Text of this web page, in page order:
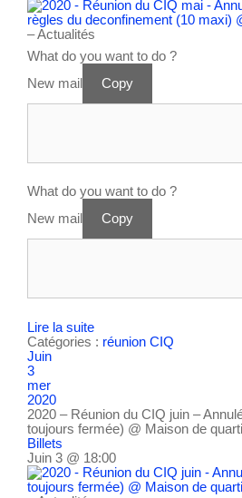
– Actualités
What do you want to do ?
New mail
Copy
What do you want to do ?
New mail
Copy
Lire la suite
Catégories : réunion CIQ
Juin
3
mer
2020
2020 – Réunion du CIQ juin –
toujours fermée) @ Maison de
Billets
Juin 3 @ 18:00